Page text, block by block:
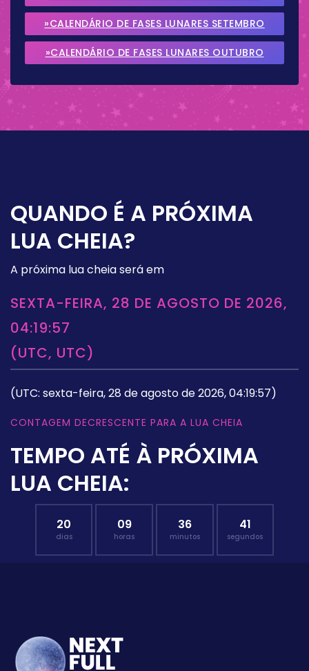
2026
»CALENDÁRIO DE FASES LUNARES SETEMBRO
2026
»CALENDÁRIO DE FASES LUNARES OUTUBRO
QUANDO É A PRÓXIMA
LUA CHEIA?
A próxima lua cheia será em
SEXTA-FEIRA, 28 DE AGOSTO DE 2026,
04:19:57
(UTC, UTC)
(UTC: sexta-feira, 28 de agosto de 2026, 04:19:57)
CONTAGEM DECRESCENTE PARA A LUA CHEIA
TEMPO ATÉ À PRÓXIMA
LUA CHEIA:
20
dias
09
horas
36
minutos
40
segundos